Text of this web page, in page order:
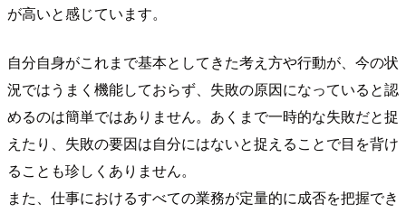
が高いと感じています。
自分自身がこれまで基本としてきた考え方や行動が、今の状
況ではうまく機能しておらず、失敗の原因になっていると認
めるのは簡単ではありません。あくまで一時的な失敗だと捉
えたり、失敗の要因は自分にはないと捉えることで目を背け
ることも珍しくありません。
また、仕事におけるすべての業務が定量的に成否を把握でき